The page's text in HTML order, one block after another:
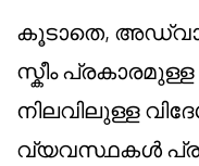
കൂടാതെ,
സ്കീം
നിലവിലുള്ള
വ്യവസ്ഥകൾ